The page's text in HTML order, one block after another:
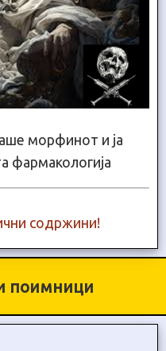
морфинот и ја
фармакологија
содржини!
поимници